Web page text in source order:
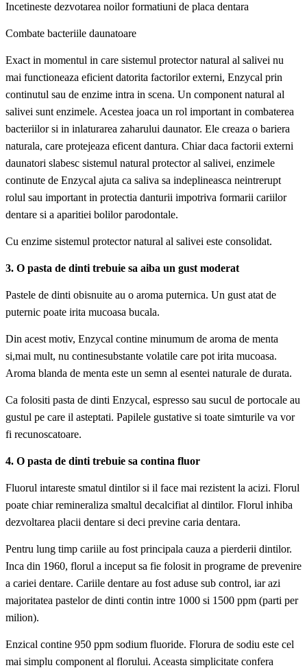
Incetineste dezvotarea noilor formatiuni de placa dentara
Combate bacteriile daunatoare
Exact in momentul in care sistemul protector natural al salivei nu
mai functioneaza eficient datorita factorilor externi, Enzycal prin
continutul sau de enzime intra in scena. Un component natural al
salivei sunt enzimele. Acestea joaca un rol important in combaterea
bacteriilor si in inlaturarea zaharului daunator. Ele creaza o bariera
naturala, care protejeaza eficent dantura. Chiar daca factorii externi
daunatori slabesc sistemul natural protector al salivei, enzimele
continute de Enzycal ajuta ca saliva sa indeplineasca neintrerupt
rolul sau important in protectia danturii impotriva formarii cariilor
dentare si a aparitiei bolilor parodontale.
Cu enzime sistemul protector natural al salivei este consolidat.
3. O pasta de dinti trebuie sa aiba un gust moderat
Pastele de dinti obisnuite au o aroma puternica. Un gust atat de
puternic poate irita mucoasa bucala.
Din acest motiv, Enzycal contine minumum de aroma de menta
si,mai mult, nu continesubstante volatile care pot irita mucoasa.
Aroma blanda de menta este un semn al esentei naturale de durata.
Ca folositi pasta de dinti Enzycal, espresso sau sucul de portocale au
gustul pe care il asteptati. Papilele gustative si toate simturile va vor
fi recunoscatoare.
4. O pasta de dinti trebuie sa contina fluor
Fluorul intareste smatul dintilor si il face mai rezistent la acizi. Florul
poate chiar remineraliza smaltul decalcifiat al dintilor. Florul inhiba
dezvoltarea placii dentare si deci previne caria dentara.
Pentru lung timp cariile au fost principala cauza a pierderii dintilor.
Inca din 1960, florul a inceput sa fie folosit in programe de prevenire
a cariei dentare. Cariile dentare au fost aduse sub control, iar azi
majoritatea pastelor de dinti contin intre 1000 si 1500 ppm (parti per
milion).
Enzical contine 950 ppm sodium fluoride. Florura de sodiu este cel
mai simplu component al florului. Aceasta simplicitate confera